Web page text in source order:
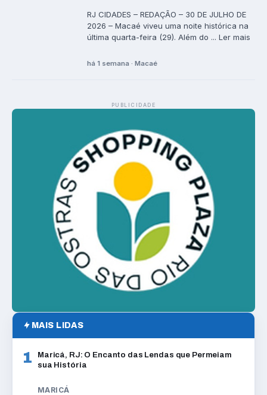
RJ CIDADES – REDAÇÃO – 30 DE JULHO DE
2026 – Macaé viveu uma noite histórica na
última quarta-feira (29). Além do ... Ler mais
há 1 semana · Macaé
PUBLICIDADE
MAIS LIDAS
1
Maricá, RJ: O Encanto das Lendas que Permeiam
sua História
MARICÁ